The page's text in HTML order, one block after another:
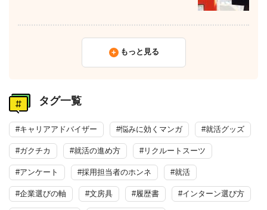
もっと見る
タグ一覧
#キャリアアドバイザー #悩みに効くマンガ #就活グッズ
#ガクチカ #就活の進め方 #リクルートスーツ
#アンケート #採用担当者のホンネ #就活
#企業選びの軸 #文房具 #履歴書 #インターン選び方